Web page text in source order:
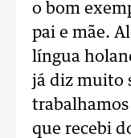
o bom
pai e mãe.
língua
já diz muito
trabalhamos
que recebi